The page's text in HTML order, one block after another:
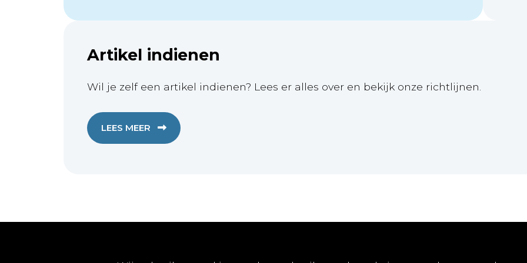
Artikel indienen
Wil je zelf een artikel indienen? Lees er alles over en bekijk onze richtlijnen.
LEES MEER